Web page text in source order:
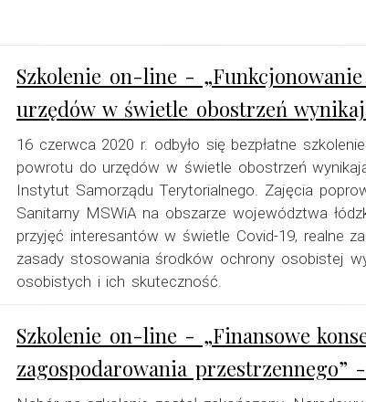
Szkolenie on-line -
urzędów w świetle obostrzeń
16 czerwca 2020 r. odbyło się bezpłatne
powrotu do urzędów w świetle obostrzeń
Instytut Samorządu Terytorialnego. Zajęcia
Sanitarny MSWiA na obszarze województwa
przyjęć interesantów w świetle Covid-19, realne
zasady stosowania środków ochrony osobistej
osobistych i ich skuteczność.
Szkolenie on-line - „Finansowe
zagospodarowania przestrzennego”